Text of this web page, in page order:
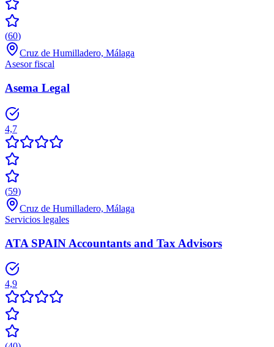
(60)
Cruz de Humilladero, Málaga
Asesor fiscal
Asema Legal
4,7
(59)
Cruz de Humilladero, Málaga
Servicios legales
ATA SPAIN Accountants and Tax Advisors
4,9